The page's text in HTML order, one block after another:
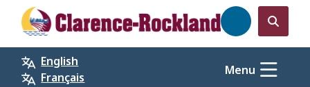
Open
the
search
form
English
Français
Menu